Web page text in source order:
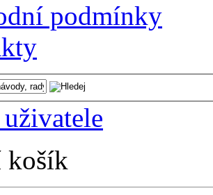
podmínky
košík